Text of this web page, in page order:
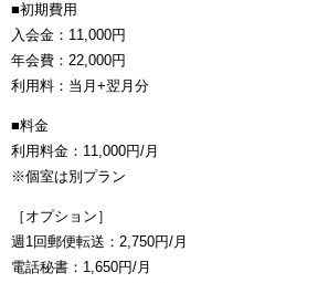
■初期費用
入会金：11,000円
年会費：22,000円
利用料：当月+翌月分
■料金
利用料金：11,000円/月
※個室は別プラン
［オプション］
週1回郵便転送：2,750円/月
電話秘書：1,650円/月